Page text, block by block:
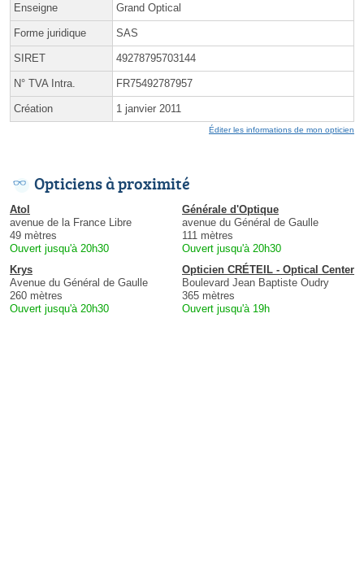
Enseigne Grand Optical
Forme juridique SAS
SIRET 49278795703144
N° TVA Intra. FR75492787957
Création 1 janvier 2011
Éditer les informations de mon opticien
Opticiens à proximité
Atol
avenue de la France Libre
49 mètres
Ouvert jusqu'à 20h30
Générale d'Optique
avenue du Général de Gaulle
111 mètres
Ouvert jusqu'à 20h30
Krys
Avenue du Général de Gaulle
260 mètres
Ouvert jusqu'à 20h30
Opticien CRÉTEIL - Optical Center
Boulevard Jean Baptiste Oudry
365 mètres
Ouvert jusqu'à 19h